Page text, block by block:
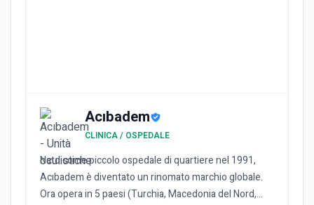
Acıbadem
CLINICA / OSPEDALE
Nato come piccolo ospedale di quartiere nel 1991,
Acıbadem è diventato un rinomato marchio globale.
Ora opera in 5 paesi (Turchia, Macedonia del Nord,